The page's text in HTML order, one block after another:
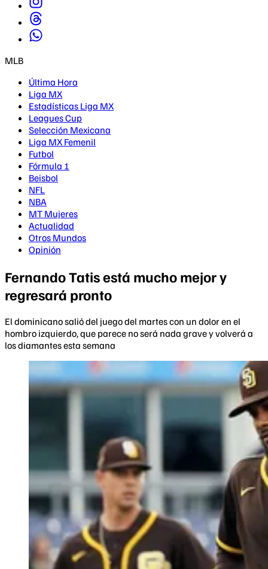
MLB
Última Hora
Liga MX
Estadísticas Liga MX
Leagues Cup
Selección Mexicana
Liga MX Femenil
Futbol
Fórmula 1
Beisbol
NFL
NBA
MT Mujeres
Actualidad
Otros Mundos
Opinión
Fernando Tatis está mucho mejor y
regresará pronto
El dominicano salió del juego del martes con un dolor en el
hombro izquierdo, que parece no será nada grave y volverá a
los diamantes esta semana